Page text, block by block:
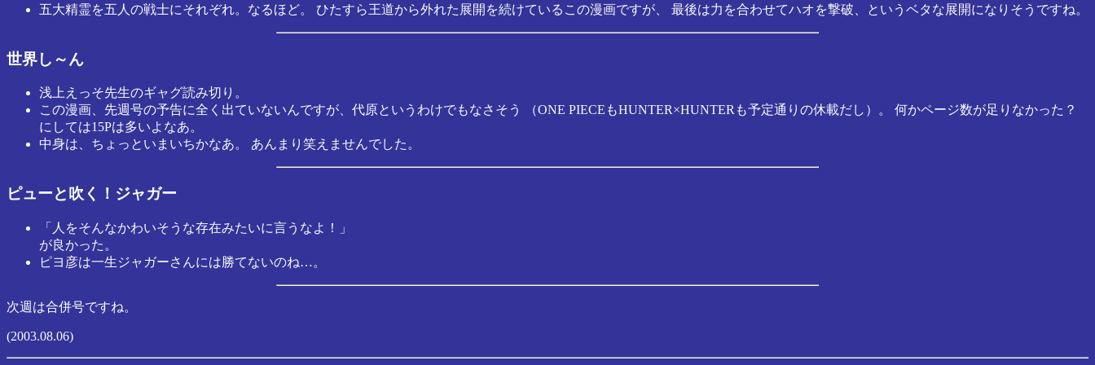
五大精霊を五人の戦士にそれぞれ。なるほど。 ひたすら王道から外れた展開を続けているこの漫画ですが、 最後は力を合わせてハオを撃破、というベタな展開になりそうですね。
世界し～ん
浅上えっそ先生のギャグ読み切り。
この漫画、先週号の予告に全く出ていないんですが、代原というわけでもなさそう （ONE PIECEもHUNTER×HUNTERも予定通りの休載だし）。 何かページ数が足りなかった？
にしては15Pは多いよなあ。
中身は、ちょっといまいちかなあ。 あんまり笑えませんでした。
ピューと吹く！ジャガー
「人をそんなかわいそうな存在みたいに言うなよ！」
が良かった。
ピヨ彦は一生ジャガーさんには勝てないのね…。
次週は合併号ですね。
(2003.08.06)